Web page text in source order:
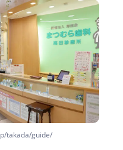
takada/guide/